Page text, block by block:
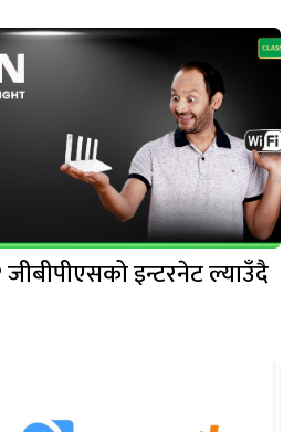
इन्टरनेट ल्याउँदै